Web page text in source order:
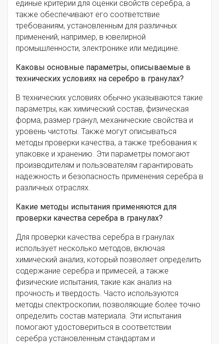
единые критерии для оценки свойств серебра, а
также обеспечивают его соответствие
требованиям, установленным для различных
применений, например, в ювелирной
промышленности, электронике или медицине.
Каковы основные параметры, описываемые в
технических условиях на серебро в гранулах?
В технических условиях обычно указываются такие
параметры, как химический состав, физическая
форма, размер гранул, механические свойства и
уровень чистоты. Также могут описываться
методы проверки качества, а также требования к
упаковке и хранению. Эти параметры помогают
производителям и пользователям гарантировать
надежность и безопасность применения серебра в
различных отраслях.
Какие методы испытания применяются для
проверки качества серебра в гранулах?
Для проверки качества серебра в гранулах
использует несколько методов, включая
химический анализ, который позволяет определить
содержание серебра и примесей, а также
физические испытания, такие как анализ на
прочность и твердость. Часто используются
методы спектроскопии, позволяющие более точно
определить состав материала. Эти испытания
помогают удостовериться в соответствии
серебра установленным стандартам и